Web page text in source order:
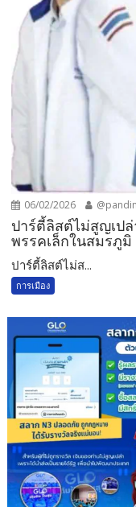
06/02/2026
ปาร์ตี้ลิสต์ไม่สูญเปล่
พรรคเล็กในสมรภูมิ
ปาร์ตี้ลิสต์ไม่ส...
การเมือง